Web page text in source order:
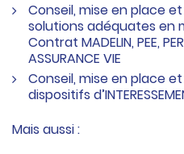
Conseil, mise en place
solutions adéquates en
Contrat MADELIN, PEE,
ASSURANCE VIE
Conseil, mise en place
dispositifs
Mais aussi :